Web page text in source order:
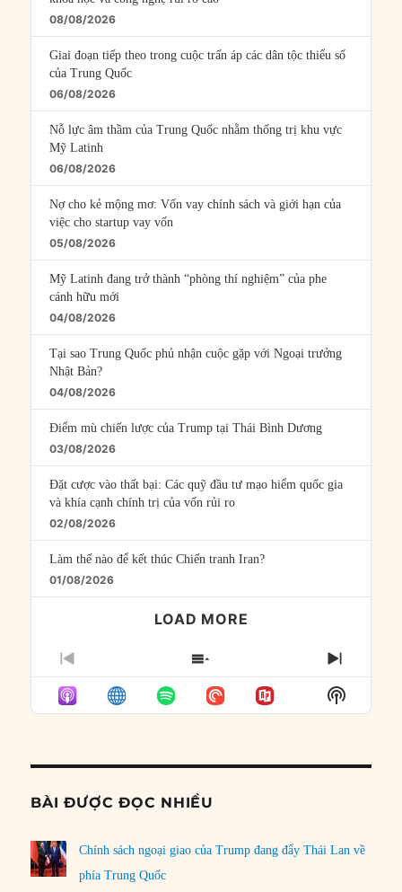
08/08/2026
Giai đoạn tiếp theo trong cuộc trấn áp các dân tộc thiểu số
của Trung Quốc
06/08/2026
Nỗ lực âm thầm của Trung Quốc nhằm thống trị khu vực
Mỹ Latinh
06/08/2026
Nợ cho kẻ mộng mơ: Vốn vay chính sách và giới hạn của
việc cho startup vay vốn
05/08/2026
Mỹ Latinh đang trở thành “phòng thí nghiệm” của phe
cánh hữu mới
04/08/2026
Tại sao Trung Quốc phủ nhận cuộc gặp với Ngoại trưởng
Nhật Bản?
04/08/2026
Điểm mù chiến lược của Trump tại Thái Bình Dương
03/08/2026
Đặt cược vào thất bại: Các quỹ đầu tư mạo hiểm quốc gia
và khía cạnh chính trị của vốn rủi ro
02/08/2026
Làm thế nào để kết thúc Chiến tranh Iran?
01/08/2026
LOAD MORE
PREVIOUS
EPISODE
SHOW
EPISODES
LIST
NEXT
Show
Podcast
BÀI ĐƯỢC ĐỌC NHIỀU
Chính sách ngoại giao của Trump đang đẩy Thái Lan về
phía Trung Quốc